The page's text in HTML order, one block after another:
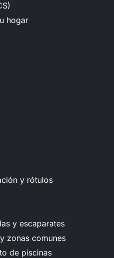
hogar
y rótulos
y escaparates
zonas comunes
de piscinas